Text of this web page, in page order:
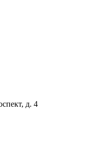
д. 4